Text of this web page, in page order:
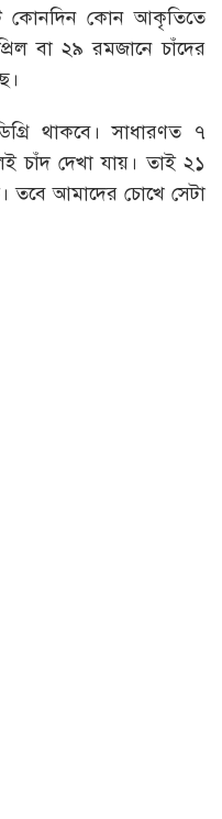
কোনদিন কোন আকৃতিতে
বা ২৯ রমজানে চাঁদের
থাকবে। সাধারণত ৭
চাঁদ দেখা যায়। তাই ২১
তবে আমাদের চোখে সেটা